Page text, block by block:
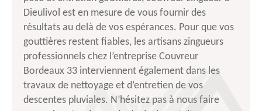
Dieulivol est en mesure de vous fournir des
résultats au delà de vos espérances. Pour que vos
gouttières restent fiables, les artisans zingueurs
professionnels chez l’entreprise Couvreur
Bordeaux 33 interviennent également dans les
travaux de nettoyage et d’entretien de vos
descentes pluviales. N’hésitez pas à nous faire